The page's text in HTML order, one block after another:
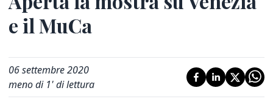
e il MuCa
06 settembre 2020
meno di 1' di lettura